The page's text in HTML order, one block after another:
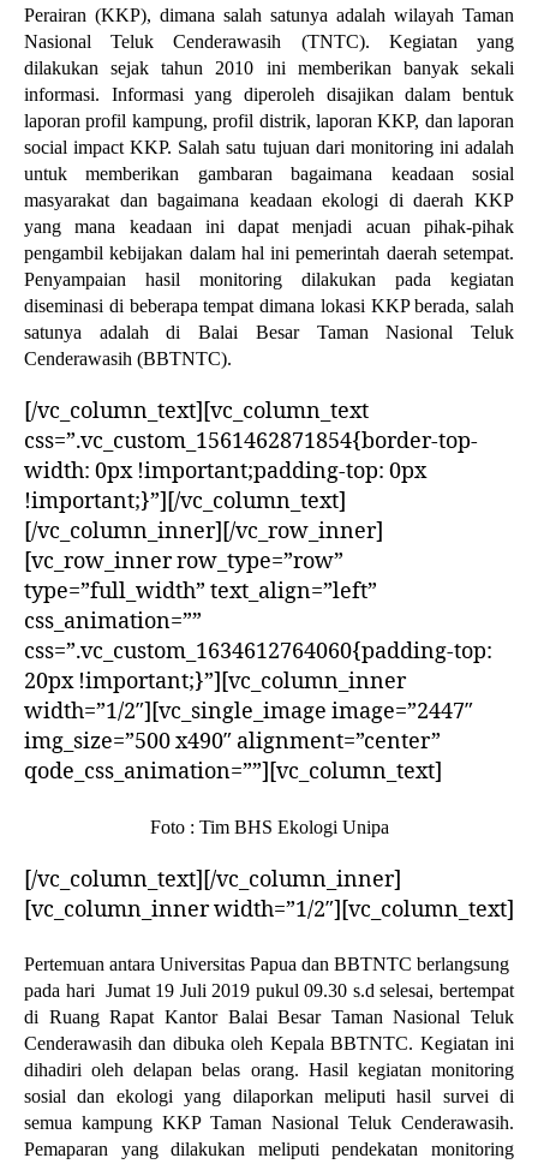
Perairan (KKP), dimana salah satunya adalah wilayah Taman
Nasional Teluk Cenderawasih (TNTC). Kegiatan yang
dilakukan sejak tahun 2010 ini memberikan banyak sekali
informasi. Informasi yang diperoleh disajikan dalam bentuk
laporan profil kampung, profil distrik, laporan KKP, dan laporan
social impact KKP. Salah satu tujuan dari monitoring ini adalah
untuk memberikan gambaran bagaimana keadaan sosial
masyarakat dan bagaimana keadaan ekologi di daerah KKP
yang mana keadaan ini dapat menjadi acuan pihak-pihak
pengambil kebijakan dalam hal ini pemerintah daerah setempat.
Penyampaian hasil monitoring dilakukan pada kegiatan
diseminasi di beberapa tempat dimana lokasi KKP berada, salah
satunya adalah di Balai Besar Taman Nasional Teluk
Cenderawasih (BBTNTC).
[/vc_column_text][vc_column_text
css=”.vc_custom_1561462871854{border-top-
width: 0px !important;padding-top: 0px
!important;}”][/vc_column_text]
[/vc_column_inner][/vc_row_inner]
[vc_row_inner row_type=”row”
type=”full_width” text_align=”left”
css_animation=””
css=”.vc_custom_1634612764060{padding-top:
20px !important;}”][vc_column_inner
width=”1/2″][vc_single_image image=”2447″
img_size=”500 x490″ alignment=”center”
qode_css_animation=””][vc_column_text]
Foto : Tim BHS Ekologi Unipa
[/vc_column_text][/vc_column_inner]
[vc_column_inner width=”1/2″][vc_column_text]
Pertemuan antara Universitas Papua dan BBTNTC berlangsung
pada hari Jumat 19 Juli 2019 pukul 09.30 s.d selesai, bertempat
di Ruang Rapat Kantor Balai Besar Taman Nasional Teluk
Cenderawasih dan dibuka oleh Kepala BBTNTC. Kegiatan ini
dihadiri oleh delapan belas orang. Hasil kegiatan monitoring
sosial dan ekologi yang dilaporkan meliputi hasil survei di
semua kampung KKP Taman Nasional Teluk Cenderawasih.
Pemaparan yang dilakukan meliputi pendekatan monitoring